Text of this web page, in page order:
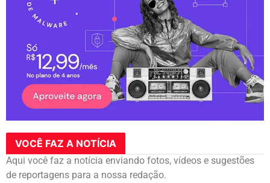
VOCÊ FAZ A NOTÍCIA
Aqui você faz a notícia enviando fotos, vídeos e sugestões
de reportagens para a nossa redação.